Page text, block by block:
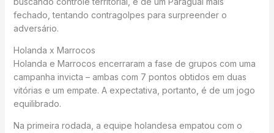
fechado, tentando contragolpes para surpreender o
adversário.
Holanda x Marrocos
Holanda e Marrocos encerraram a fase de grupos com uma
campanha invicta – ambas com 7 pontos obtidos em duas
vitórias e um empate. A expectativa, portanto, é de um jogo
equilibrado.
Na primeira rodada, a equipe holandesa empatou com o